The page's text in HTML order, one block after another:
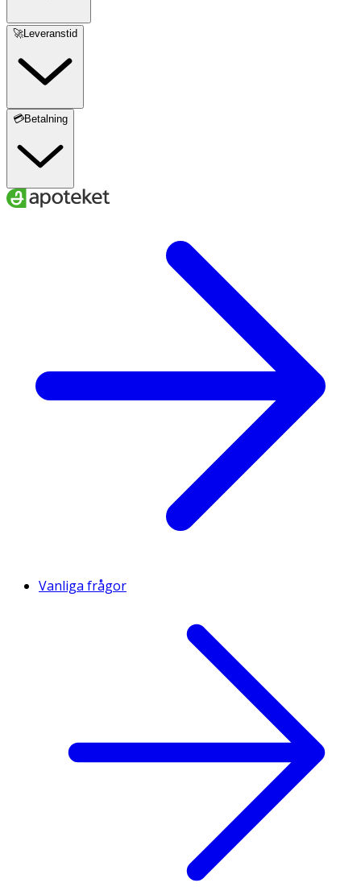
🚀Leveranstid
💳Betalning
Vanliga frågor